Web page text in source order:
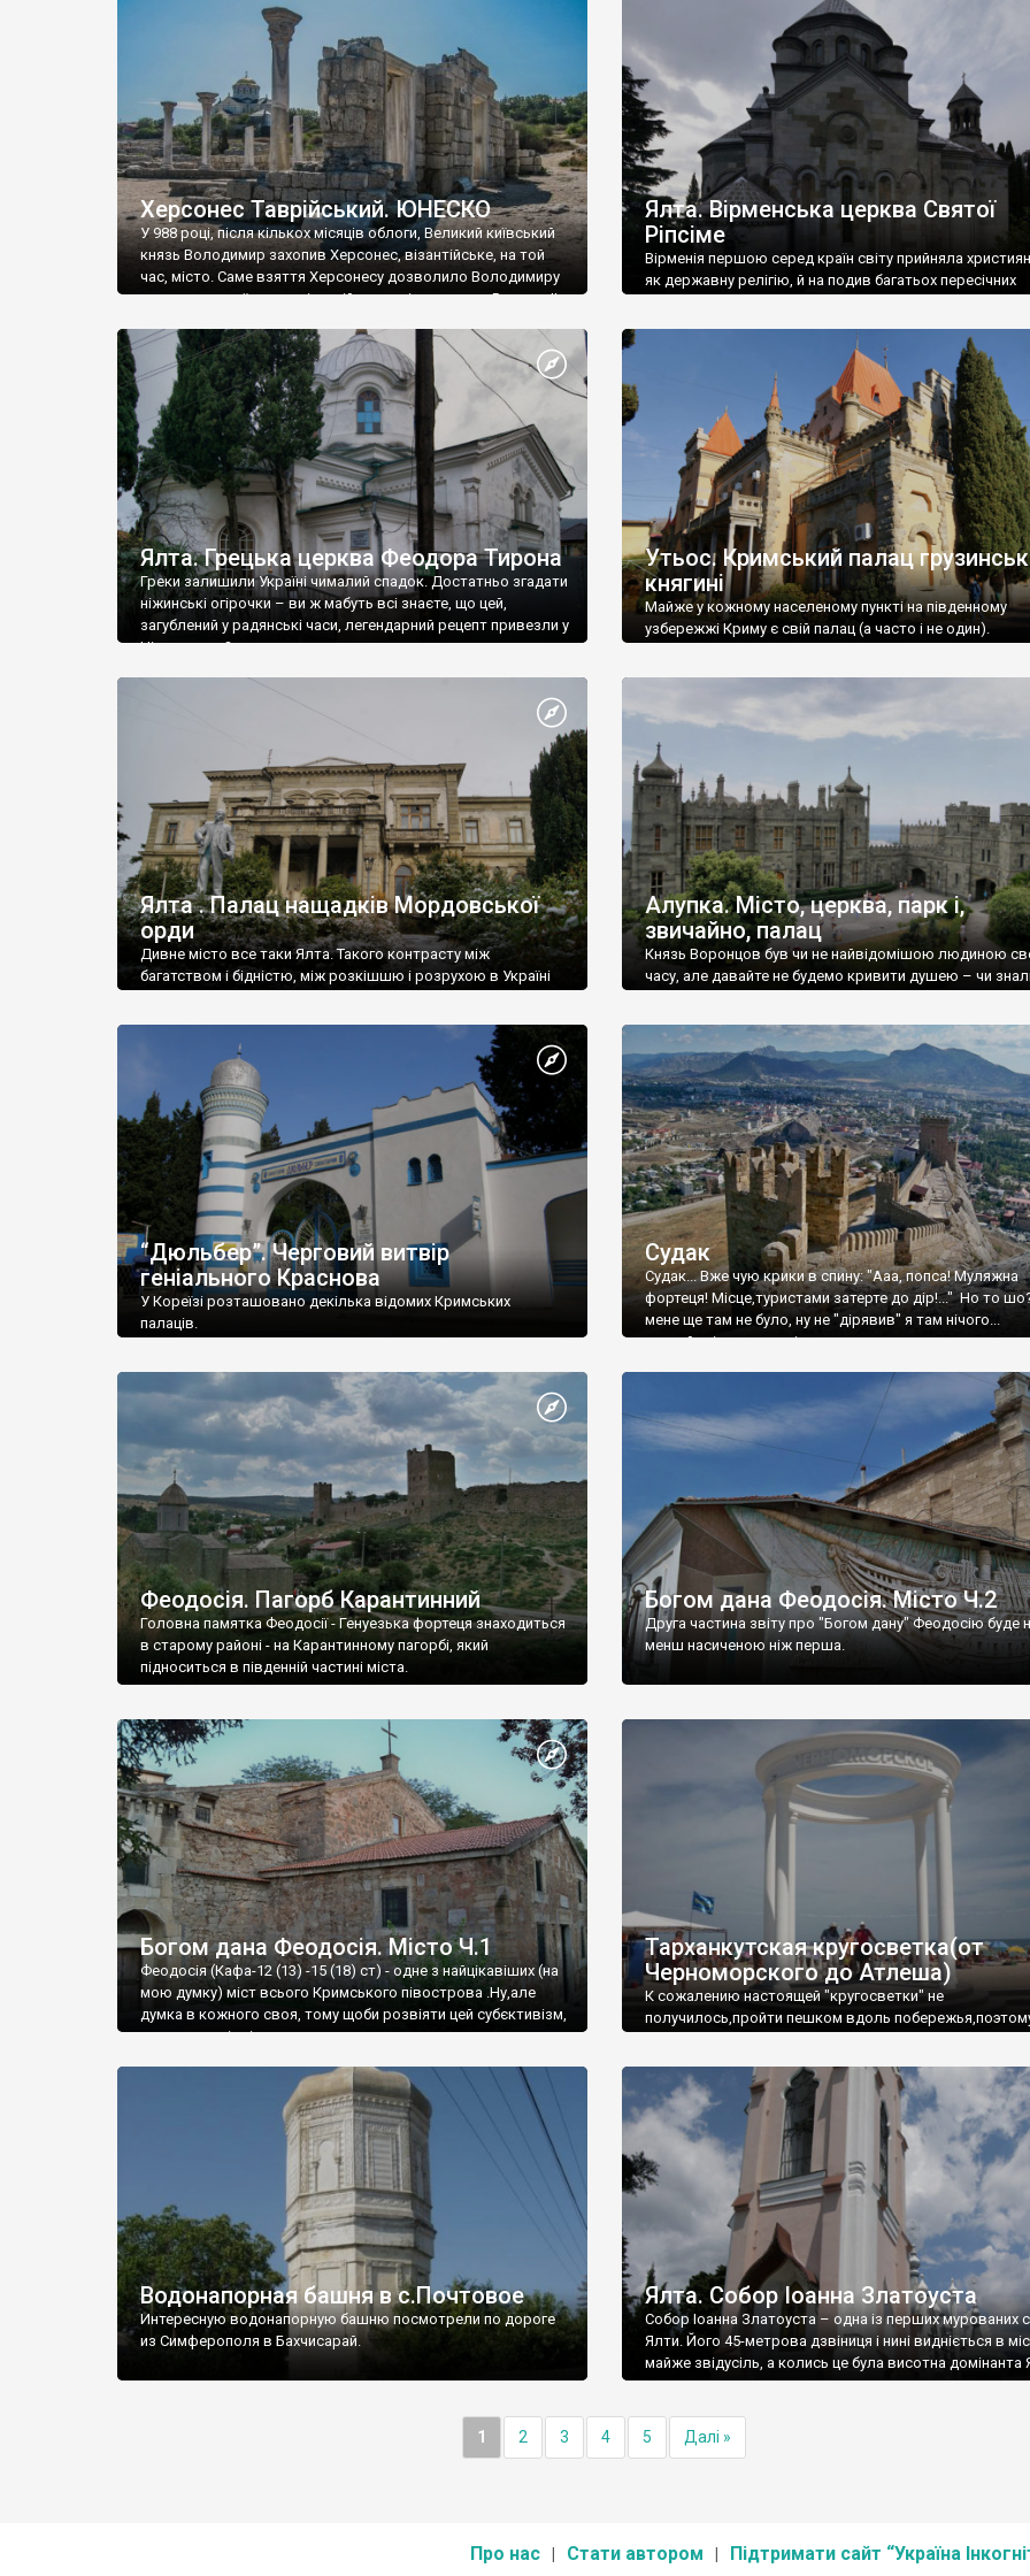
візантійської доби. Раритети викрадені з фондів об’єкту
культурної спадщини ЮНЕСКО «Херсонеса Таврійського».
Офіційно – на виставку «Золото Візантії», але експерти та
влада в Україні вважають це лише […]
називаються «повстяками» (postaki)…” “Вино. Крим
виробляє відмінне вино і його вдосталь: воно все
легке біле і дуже […]
Херсонес Таврійський. ЮНЕСКО
У 988 році, після кількох місяців облоги, Великий київський
князь Володимир захопив Херсонес, візантійське, на той
час, місто. Саме взяття Херсонесу дозволило Володимиру
диктувати свої умови візантійському імператору Василю ІІ,
Херсонесі Володимир-язичник, став Василем-
християнином. А потім було Хрещення Русі. На честь
Херсонесу Таврійського названо місто […]
Ялта. Вірменська церква Святої
Ріпсіме
Вірменія першою серед країн світу прийняла
як державну релігію, й на подив багатьох пересічних
Ялта. Грецька церква Феодора Тирона
Греки залишили Україні чималий спадок. Достатньо згадати
ніжинські огірочки – ви ж мабуть всі знаєте, що цей,
загублений у радянські часи, легендарний рецепт привезли у
Ніжин греки?
Утьос. Кримський палац
княгині
Майже у кожному населеному пункті на південному
узбережжі Криму є свій палац (а часто і не один).
Ялта . Палац нащадків Мордовської
орди
Дивне місто все таки Ялта. Такого контрасту між
багатством і бідністю, між розкішшю і розрухою в Україні
Алупка. Місто, церква, парк і,
звичайно, палац
Князь Воронцов був чи не найвідомішою людиною
часу, але давайте не будемо кривити душею – чи
“Дюльбер”. Черговий витвір
геніального Краснова
У Кореїзі розташовано декілька відомих Кримських
палаців.
Судак
Судак... Вже чую крики в спину: "Ааа, попса! Муляжна
фортеця! Місце,туристами затерте до дір!..." Но то
мене ще там не було, ну не "дірявив" я там нічого...
принаймні до цього літа.
Феодосія. Пагорб Карантинний
Головна памятка Феодосії - Генуезька фортеця знаходиться
в старому районі - на Карантинному пагорбі, який
підноситься в південній частині міста.
Богом дана Феодосія. Місто Ч.2
Друга частина звіту про "Богом дану" Феодосію буде
менш насиченою ніж перша.
Богом дана Феодосія. Місто Ч.1
Феодосія (Кафа-12 (13) -15 (18) ст) - одне з найцікавіших (на
мою думку) міст всього Кримського півострова .Ну,але
думка в кожного своя, тому щоби розвіяти цей субєктивізм,
запрошую відвідати це
Тарханкутская кругосветка(от
Черноморского до Атлеша)
К сожалению настоящей "кругосветки" не
получилось,пройти пешком вдоль
Водонапорная башня в с.Почтовое
Интересную водонапорную башню посмотрели по дороге
из Симферополя в Бахчисарай.
Ялта. Собор Іоанна Златоуста
Собор Іоанна Златоуста – одна із перших мурованих
Ялти. Його 45-метрова дзвіниця і нині видніється в
майже звідусіль, а колись це була висотна домінанта
1 2 3 4 5 Далі »
Про нас Стати автором Підтримати сайт “Україна